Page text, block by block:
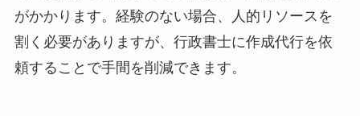
がかかります。経験のない場合、人的リソースを
割く必要がありますが、行政書士に作成代行を依
頼することで手間を削減できます。